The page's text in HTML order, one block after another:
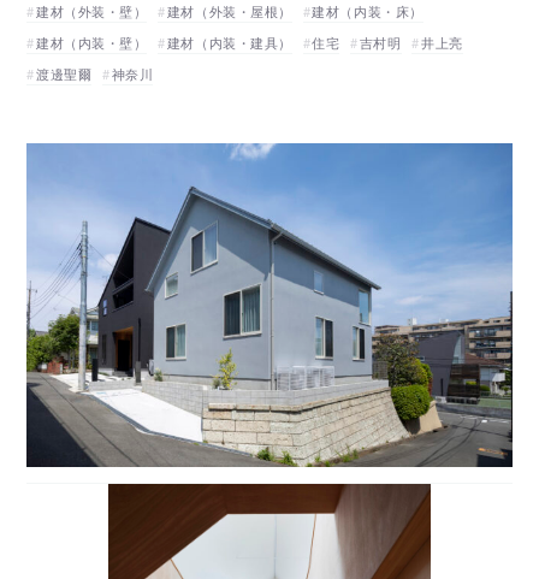
建材（外装・壁）
建材（外装・屋根）
建材（内装・床）
建材（内装・壁）
建材（内装・建具） 住宅 吉村明
井上亮
渡邊聖爾
神奈川